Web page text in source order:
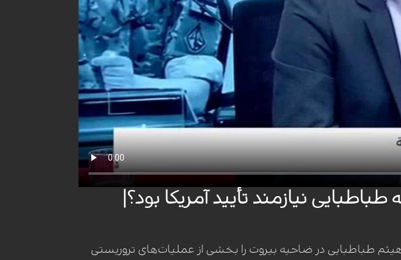
نیازمند تأیید آمریکا بود؟|
طباطبایی در ضاحیه بیروت را بخشی از عملیات‌های تروریستی